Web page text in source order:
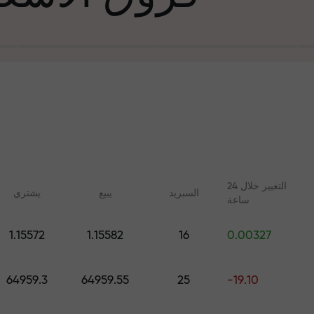
في التجارة
جائزة هديتك
يشتري يبيع السبرید
التغيير خلال 24
ساعة
1.15572 1.15582 16 0.00327
64959.3 64959.55 25 -19.10
وندوات عبر الإنترنت لجميع
الرقمية والعقود الآجلة